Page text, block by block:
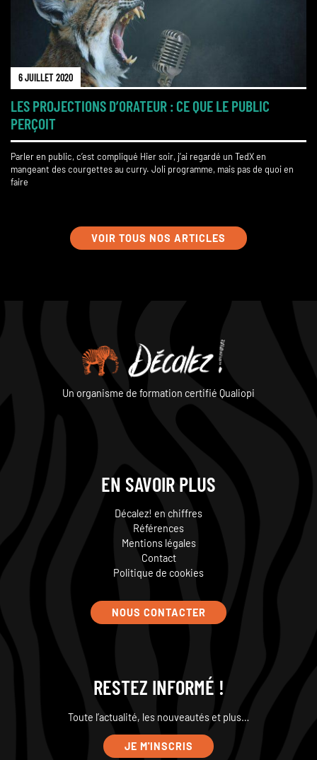
6 JUILLET 2020
LES PROJECTIONS D’ORATEUR : CE QUE LE PUBLIC
PERÇOIT
Parler en public, c’est compliqué Hier soir, j’ai regardé un TedX en
mangeant des courgettes au curry. Joli programme, mais pas de quoi en
faire
VOIR TOUS NOS ARTICLES
Un organisme de formation certifié Qualiopi
EN SAVOIR PLUS
Décalez! en chiffres
Références
Mentions légales
Contact
Politique de cookies
NOUS CONTACTER
RESTEZ INFORMÉ !
Toute l’actualité, les nouveautés et plus…
JE M'INSCRIS